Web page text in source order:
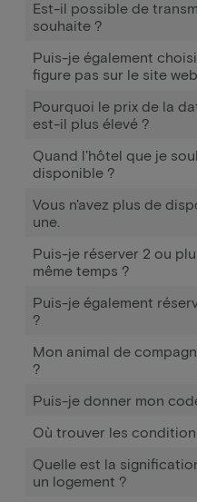
Est-il possible de
souhaite ?
Puis-je également
figure pas sur le site
Pourquoi le prix de la
est-il plus élevé ?
Quand l'hôtel que je
disponible ?
Vous n'avez plus de
une.
Puis-je réserver 2 ou
même temps ?
Puis-je également
?
Mon animal de
?
Puis-je donner mon
Où trouver les
Quelle est la
un logement ?